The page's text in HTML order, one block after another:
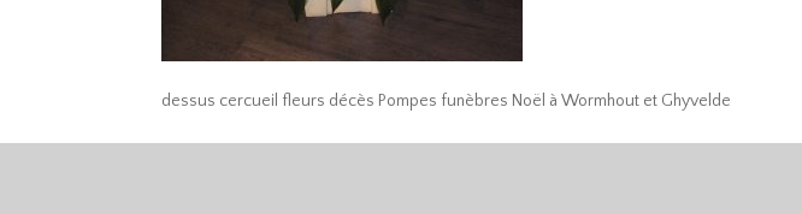
dessus cercueil fleurs décès Pompes funèbres Noël à Wormhout et Ghyvelde